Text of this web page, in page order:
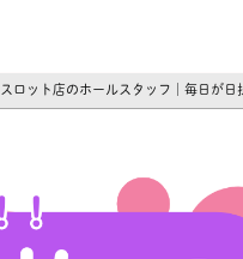
ロット店のホールスタッフ｜毎日が